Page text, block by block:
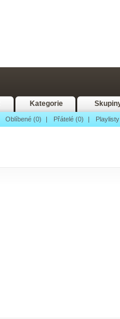
Kategorie
Oblíbené (0) | Přátelé (0) |